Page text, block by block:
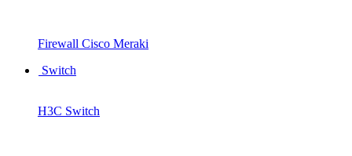
Firewall Cisco Meraki
Switch
H3C Switch